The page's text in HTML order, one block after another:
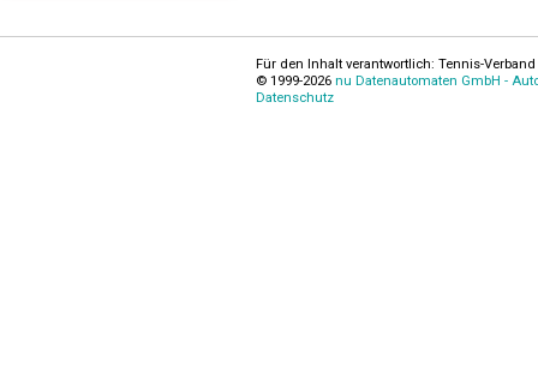
Für den Inhalt verantwortlich: Tennis-
© 1999-2026 nu Datenautomaten GmbH -
Datenschutz